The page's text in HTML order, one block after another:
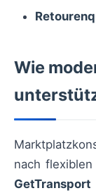
Wie
nach
GetTransport